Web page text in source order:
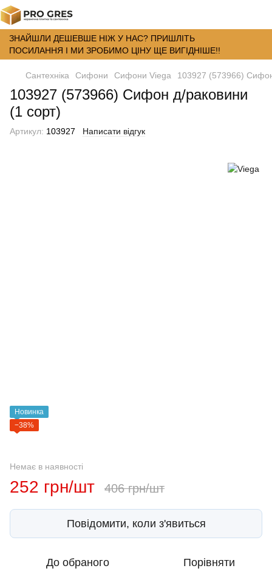
ЗНАЙШЛИ ДЕШЕВШЕ НІЖ У НАС? ПРИШЛІТЬ
ПОСИЛАННЯ І МИ ЗРОБИМО ЦІНУ ЩЕ ВИГІДНІШЕ!!
Сантехніка Сифони Сифони Viega 103927 (573966)
103927 (573966) Сифон д/раковини
(1 сорт)
Артикул: 103927 Написати відгук
Новинка
−38%
Немає в наявності
252 грн/шт 406 грн/шт
Повідомити, коли з'явиться
До обраного Порівняти